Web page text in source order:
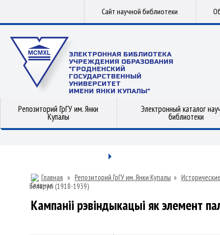
Сайт научной библиотеки
ЭЛЕКТРОННАЯ БИБЛИОТЕКА
УЧРЕЖДЕНИЯ ОБРАЗОВАНИЯ
"ГРОДНЕНСКИЙ
ГОСУДАРСТВЕННЫЙ
УНИВЕРСИТЕТ
ИМЕНИ ЯНКИ КУПАЛЫ"
Репозиторий ГрГУ им. Янки
Купалы
Электронный каталог
библиотеки
Главная » Репозиторий ГрГУ им. Янки Купалы »
Беларусі (1918-1939)
Кампаніі рэвіндыкацыі як элемент